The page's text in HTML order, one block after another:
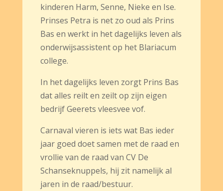
kinderen Harm, Senne, Nieke en Ise.
Prinses Petra is net zo oud als Prins
Bas en werkt in het dagelijks leven als
onderwijsassistent op het Blariacum
college.
In het dagelijks leven zorgt Prins Bas
dat alles reilt en zeilt op zijn eigen
bedrijf Geerets vleesvee vof.
Carnaval vieren is iets wat Bas ieder
jaar goed doet samen met de raad en
vrollie van de raad van CV De
Schanseknuppels, hij zit namelijk al
jaren in de raad/bestuur.